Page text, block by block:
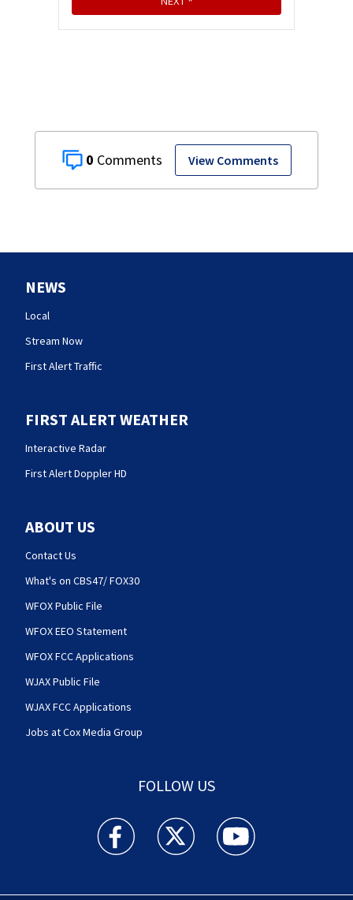
0 View Comments
NEWS
Local
Stream Now
First Alert Traffic
FIRST ALERT WEATHER
Interactive Radar
First Alert Doppler HD
ABOUT US
Contact Us
What's on CBS47/ FOX30
WFOX Public File
WFOX EEO Statement
WFOX FCC Applications
WJAX Public File
WJAX FCC Applications
Jobs at Cox Media Group
FOLLOW US
Action News Jax facebook feed(Opens a new
Action News Jax twitter
Action News Jax